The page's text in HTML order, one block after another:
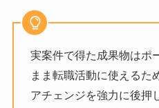
実案件で得た成果物はポ
まま転職活動に使えるた
アチェンジを強力に後押